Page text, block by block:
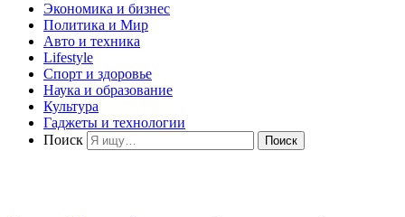
Экономика и бизнес
Политика и Мир
Авто и техника
Lifestyle
Спорт и здоровье
Наука и образование
Культура
Гаджеты и технологии
Поиск